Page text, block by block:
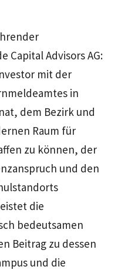
Capital Advisors AG:
mit der
in
dem Bezirk und
Raum für
zu können, der
und den
die
bedeutsamen
Beitrag zu dessen
und die